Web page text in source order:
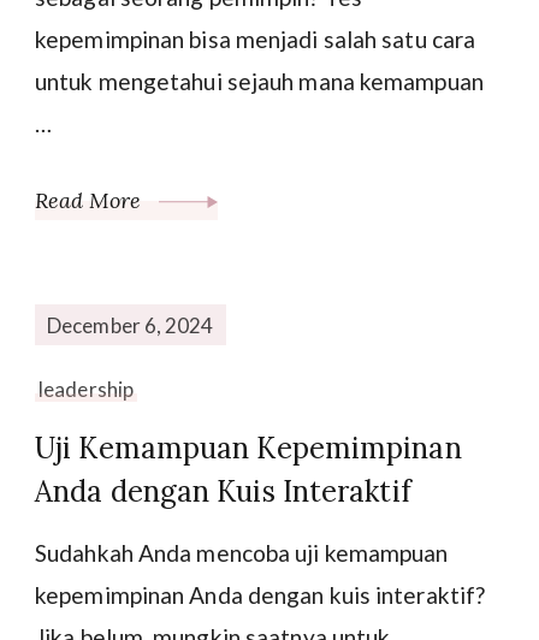
kepemimpinan bisa menjadi salah satu cara
untuk mengetahui sejauh mana kemampuan
…
Read More
December 6, 2024
leadership
Uji Kemampuan Kepemimpinan
Anda dengan Kuis Interaktif
Sudahkah Anda mencoba uji kemampuan
kepemimpinan Anda dengan kuis interaktif?